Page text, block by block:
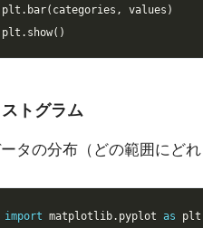
plt . bar( categories , values )
plt . show( )
ストグラム
タの分布（どの範囲にど
import matplotlib. pyplot as